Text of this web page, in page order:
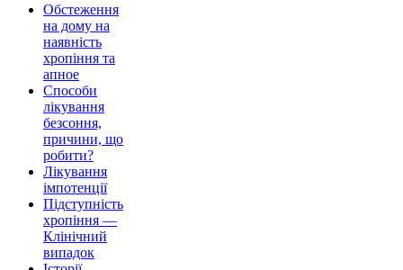
Обстеження
на дому на
наявність
хропіння та
апное
Способи
лікування
безсоння,
причини, що
робити?
Лікування
імпотенції
Підступність
хропіння —
Клінічний
випадок